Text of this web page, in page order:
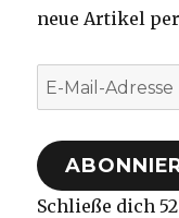
neue Artikel
E-
Mail-
Adresse
Schließe dich